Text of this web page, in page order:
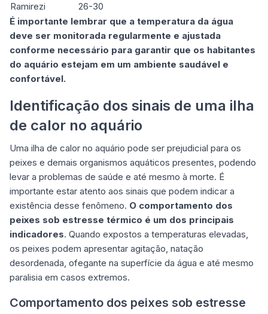
Ramirezi
26-30
É importante lembrar que a temperatura da água
deve ser monitorada regularmente e ajustada
conforme necessário para garantir que os habitantes
do aquário estejam em um ambiente saudável e
confortável.
Identificação dos sinais de uma ilha
de calor no aquário
Uma ilha de calor no aquário pode ser prejudicial para os
peixes e demais organismos aquáticos presentes, podendo
levar a problemas de saúde e até mesmo à morte. É
importante estar atento aos sinais que podem indicar a
existência desse fenômeno. O comportamento dos
peixes sob estresse térmico é um dos principais
indicadores. Quando expostos a temperaturas elevadas,
os peixes podem apresentar agitação, natação
desordenada, ofegante na superfície da água e até mesmo
paralisia em casos extremos.
Comportamento dos peixes sob estresse